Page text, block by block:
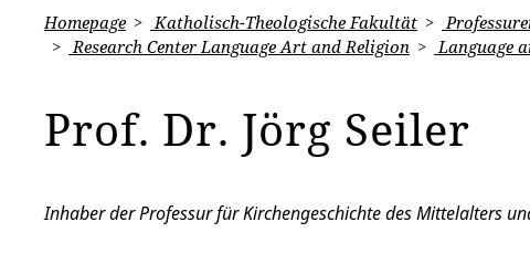
Homepage Katholisch-Theologische Fakultät
Research Center Language Art and Religion
Language
Prof. Dr. Jörg Seiler
Inhaber der Professur für Kirchengeschichte des Mittelalters